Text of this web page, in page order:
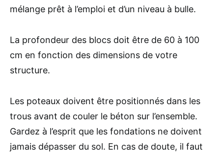
mélange prêt à l’emploi et d’un niveau à bulle.
La profondeur des blocs doit être de 60 à 100
cm en fonction des dimensions de votre
structure.
Les poteaux doivent être positionnés dans les
trous avant de couler le béton sur l’ensemble.
Gardez à l’esprit que les fondations ne doivent
jamais dépasser du sol. En cas de doute, il faut